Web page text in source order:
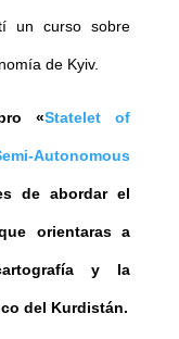
un curso sobre
de Kyiv.
«Statelet of
Autonomous
de abordar el
orientaras a
y la
del Kurdistán.